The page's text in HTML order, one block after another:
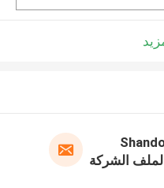
material co.,Ltd الملف الشركة